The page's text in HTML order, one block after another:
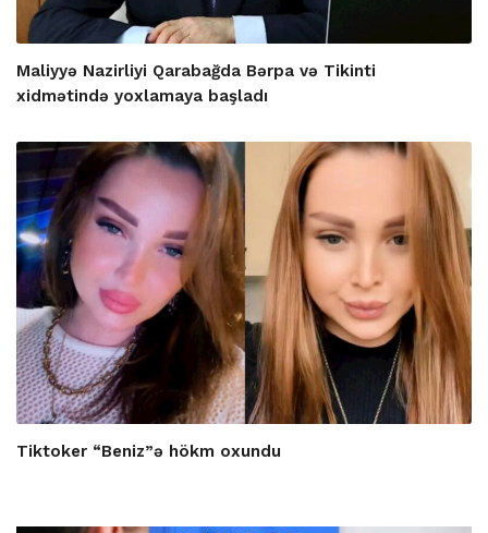
Maliyyə Nazirliyi Qarabağda Bərpa və Tikinti
xidmətində yoxlamaya başladı
Tiktoker “Beniz”ə hökm oxundu